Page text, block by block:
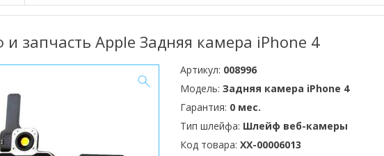
запчасть Apple Задняя камера iPhone 4
Артикул: 008996
Модель: Задняя камера iPhone 4
Гарантия: 0 мес.
Тип шлейфа: Шлейф веб-камеры
Код товара: XX-00006013